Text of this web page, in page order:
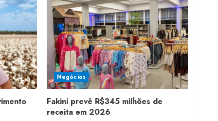
Negócios
Fakini prevê R$345 milhões de
receita em 2026